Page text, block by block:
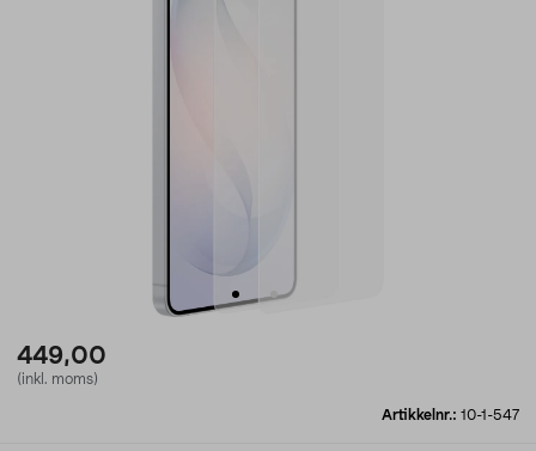
449,00
(inkl. moms)
Artikkelnr.: 10-1-547